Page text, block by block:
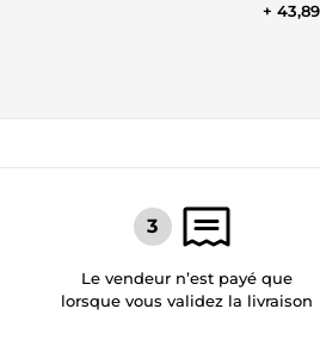
+
Le vendeur n’est payé que
lorsque vous validez la livraison